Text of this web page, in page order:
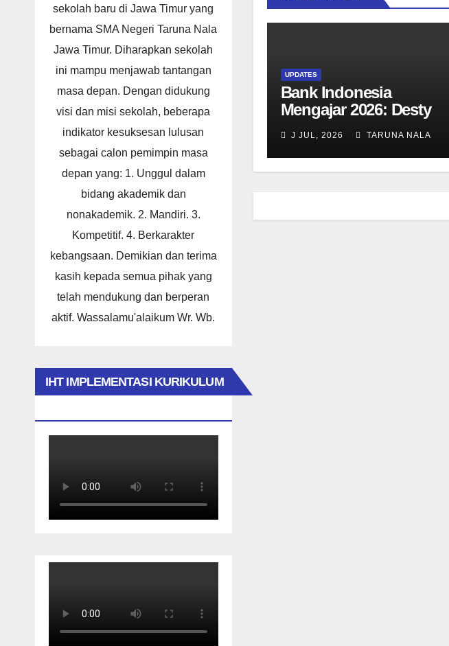
sekolah baru di Jawa Timur yang
bernama SMA Negeri Taruna Nala
Jawa Timur. Diharapkan sekolah
ini mampu menjawab tantangan
masa depan. Dengan didukung
visi dan misi sekolah, beberapa
indikator kesuksesan lulusan
sebagai calon pemimpin masa
depan yang: 1. Unggul dalam
bidang akademik dan
nonakademik. 2. Mandiri. 3.
Kompetitif. 4. Berkarakter
kebangsaan. Demikian dan terima
kasih kepada semua pihak yang
telah mendukung dan berperan
aktif. Wassalamu'alaikum Wr. Wb.
IHT IMPLEMENTASI KURIKULUM
UPDATES
Bank Indonesia
Mengajar 2026: Desty
Taruna SMAN Taruna
Nala Jawa Timur
Menjadi Generasi
J JUL, 2026 TARUNA NALA